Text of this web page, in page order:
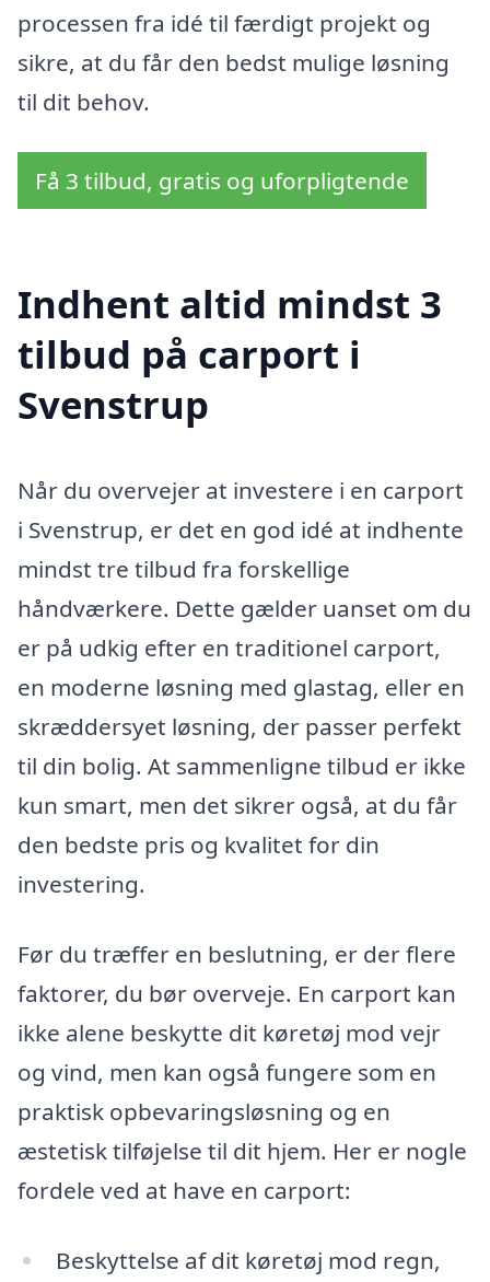
processen fra idé til færdigt projekt og
sikre, at du får den bedst mulige løsning
til dit behov.
Få 3 tilbud, gratis og uforpligtende
Indhent altid mindst 3
tilbud på carport i
Svenstrup
Når du overvejer at investere i en carport
i Svenstrup, er det en god idé at indhente
mindst tre tilbud fra forskellige
håndværkere. Dette gælder uanset om du
er på udkig efter en traditionel carport,
en moderne løsning med glastag, eller en
skræddersyet løsning, der passer perfekt
til din bolig. At sammenligne tilbud er ikke
kun smart, men det sikrer også, at du får
den bedste pris og kvalitet for din
investering.
Før du træffer en beslutning, er der flere
faktorer, du bør overveje. En carport kan
ikke alene beskytte dit køretøj mod vejr
og vind, men kan også fungere som en
praktisk opbevaringsløsning og en
æstetisk tilføjelse til dit hjem. Her er nogle
fordele ved at have en carport:
Beskyttelse af dit køretøj mod regn,